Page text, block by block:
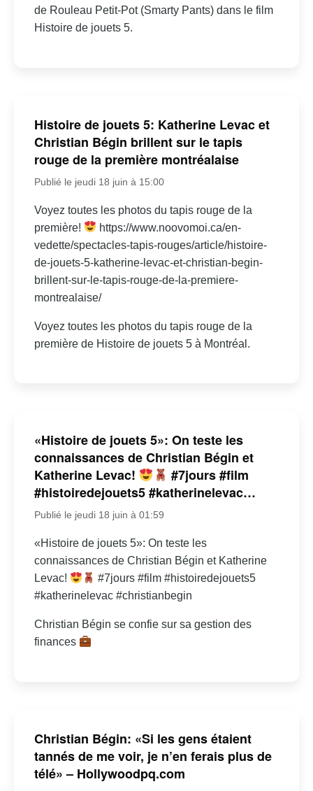
de Rouleau Petit-Pot (Smarty Pants) dans le film
Histoire de jouets 5.
Histoire de jouets 5: Katherine Levac et
Christian Bégin brillent sur le tapis
rouge de la première montréalaise
Publié le jeudi 18 juin à 15:00
Voyez toutes les photos du tapis rouge de la
première!
https://www.noovomoi.ca/en-
vedette/spectacles-tapis-rouges/article/histoire-
de-jouets-5-katherine-levac-et-christian-begin-
brillent-sur-le-tapis-rouge-de-la-premiere-
montrealaise/
Voyez toutes les photos du tapis rouge de la
première de Histoire de jouets 5 à Montréal.
«Histoire de jouets 5»: On teste les
connaissances de Christian Bégin et
Katherine Levac!
#7jours #film
#histoiredejouets5 #katherinelevac…
Publié le jeudi 18 juin à 01:59
«Histoire de jouets 5»: On teste les
connaissances de Christian Bégin et Katherine
Levac!
#7jours #film #histoiredejouets5
#katherinelevac #christianbegin
Christian Bégin se confie sur sa gestion des
finances
Christian Bégin: «Si les gens étaient
tannés de me voir, je n’en ferais plus de
télé» – Hollywoodpq.com